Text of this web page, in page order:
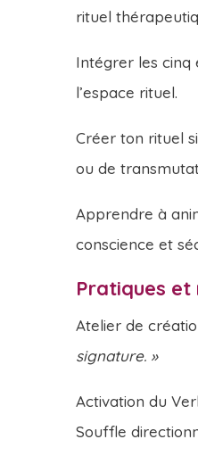
rituel
Intégrer les cinq
l’espace rituel.
Créer ton rituel
ou de
Apprendre à
conscience et
Pratiques et
Atelier de
signature. »
Activation du
Souffle